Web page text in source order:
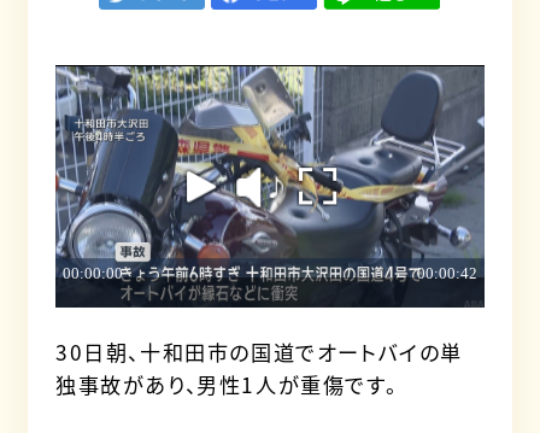
30日朝、十和田市の国道でオートバイの単
独事故があり、男性1人が重傷です。